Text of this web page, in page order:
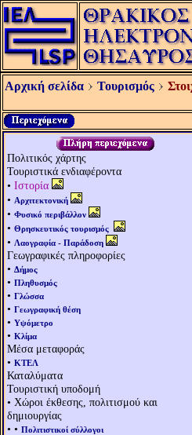
Αρχική σελίδα Τουρισμός
Πολιτικός χάρτης
Τουριστικά ενδιαφέροντα
• Ιστορία
• Αρχιτεκτονική
• Φυσικό περιβάλλον
• Θρησκευτικός τουρισμός
• Λαογραφία - Παράδοση
Γεωγραφικές πληροφορίες
• Δήμος
• Πληθυσμός
• Γλώσσα
• Γεωγραφική θέση
• Υψόμετρο
• Κλίμα
Μέσα μεταφοράς
• ΚΤΕΛ
Καταλύματα
Τουριστική υποδομή
• Χώροι έκθεσης, πολιτισμού και
δημιουργίας
• • Πολιτιστικοί σύλλογοι